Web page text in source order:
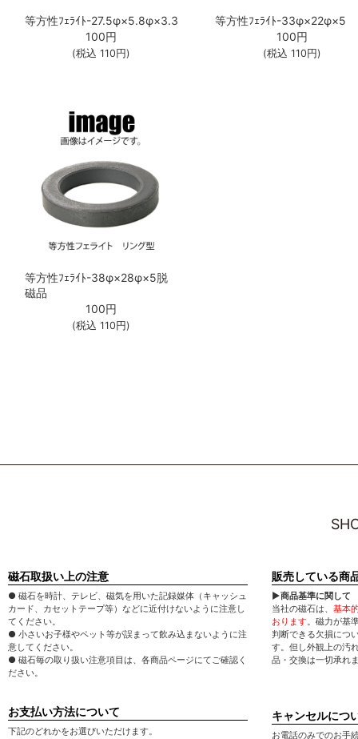
等方性ﾌｪﾗｲﾄ-27.5φ×5.8φ×3.3
100円
(税込110 円)
等方性ﾌｪﾗｲﾄ-33φ×22φ×5
100円
(税込 110 円)
等方性ﾌｪﾗｲﾄ-38φ×28φ×5脱
磁品
100円
(税込110円)
磁石取扱い上の注意
● 磁石を時計、テレビ、磁気を用いた記録媒体（キャッシュ
カード、カセットテープ等）などに近付けないように注意し
てください。
● 小さいお子様やペット等が誤まって飲み込まないように注
意してください。
● 磁石毎の取り扱い注意項目は、各商品ページにてご確認く
ださい。
お支払い方法について
下記のどれかをお選びいただけます。
販売している商
▶商品基準に関して
当社の磁石は、 基本
おります。磁力が基
判断できる欠損につ
す。但し外観上の汚
品・交換は一切承れ
キャンセルにつ
お電話のみでのお手